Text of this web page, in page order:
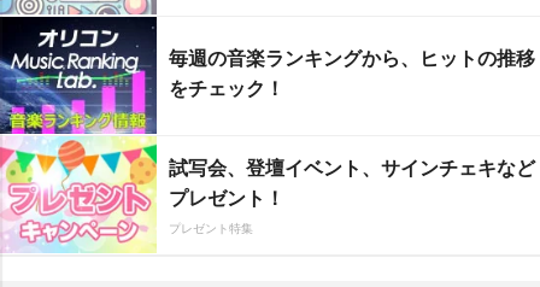
毎週の音楽ランキングから、ヒットの推移
をチェック！
試写会、登壇イベント、サインチェキなど
プレゼント！
プレゼント特集